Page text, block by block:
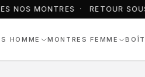
MONTRES · RETOUR SOUS
HOMME MONTRES FEMME